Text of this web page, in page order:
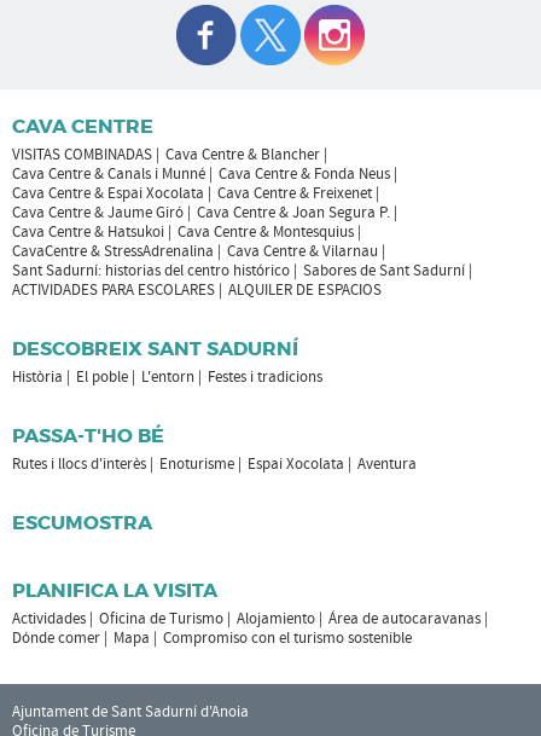
CAVA CENTRE
VISITAS COMBINADAS
Cava Centre & Blancher
Cava Centre & Canals i Munné
Cava Centre & Fonda Neus
Cava Centre & Espai Xocolata
Cava Centre & Freixenet
Cava Centre & Jaume Giró
Cava Centre & Joan Segura P.
Cava Centre & Hatsukoi
Cava Centre & Montesquius
CavaCentre & StressAdrenalina
Cava Centre & Vilarnau
Sant Sadurní: historias del centro histórico
Sabores de Sant Sadurní
ACTIVIDADES PARA ESCOLARES
ALQUILER DE ESPACIOS
DESCOBREIX SANT SADURNÍ
Història El poble L'entorn Festes i tradicions
PASSA-T'HO BÉ
Rutes i llocs d'interès Enoturisme Espai Xocolata Aventura
ESCUMOSTRA
PLANIFICA LA VISITA
Actividades Oficina de Turismo Alojamiento
Área de autocaravanas
Dónde comer
Mapa Compromiso con el turismo sostenible
Ajuntament de Sant Sadurní d'Anoia
Oficina de Turisme